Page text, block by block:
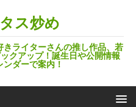
ス炒め
きライターさんの推し作品、若
クアップ！誕生日や公開情報
ダーで案内！